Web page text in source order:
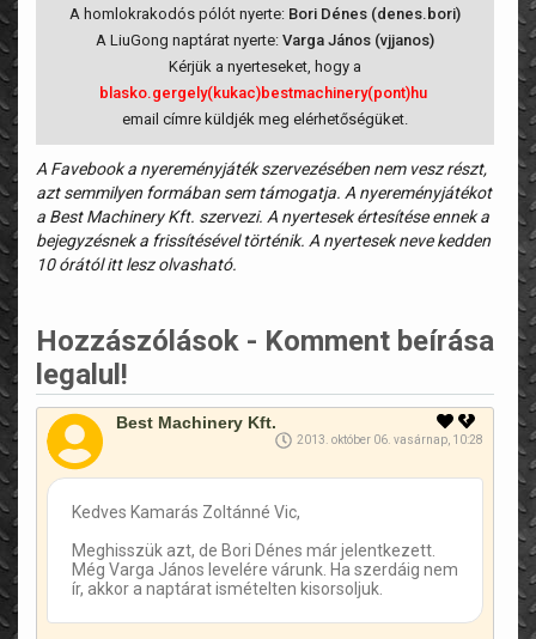
A homlokrakodós pólót nyerte: Bori Dénes (denes.bori)
A LiuGong naptárat nyerte: Varga János (vjjanos)
Kérjük a nyerteseket, hogy a
blasko.gergely(kukac)bestmachinery(pont)hu
email címre küldjék meg elérhetőségüket.
A Favebook a nyereményjáték szervezésében nem vesz részt,
azt semmilyen formában sem támogatja. A nyereményjátékot
a Best Machinery Kft. szervezi. A nyertesek értesítése ennek a
bejegyzésnek a frissítésével történik. A nyertesek neve kedden
10 órától itt lesz olvasható.
Hozzászólások - Komment beírása
legalul!
Best Machinery Kft.
2013. október 06. vasárnap, 10:28
Kedves Kamarás Zoltánné Vic,
Meghisszük azt, de Bori Dénes már jelentkezett.
Még Varga János levelére várunk. Ha szerdáig nem
ír, akkor a naptárat ismételten kisorsoljuk.